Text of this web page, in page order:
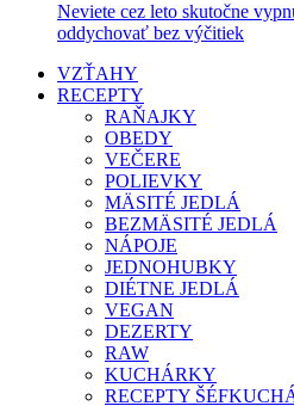
Neviete cez leto skutočne
oddychovať bez výčitiek
VZŤAHY
RECEPTY
RAŇAJKY
OBEDY
VEČERE
POLIEVKY
MÄSITÉ JEDLÁ
BEZMÄSITÉ JEDLÁ
NÁPOJE
JEDNOHUBKY
DIÉTNE JEDLÁ
VEGAN
DEZERTY
RAW
KUCHÁRKY
RECEPTY